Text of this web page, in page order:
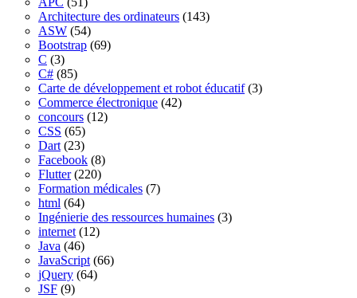
Architecture des ordinateurs (143)
ASW (54)
Bootstrap (69)
C (3)
C# (85)
Carte de développement et robot éducatif(3)
Commerce électronique (42)
concours (12)
CSS (65)
Dart (23)
Facebook (8)
Flutter(220)
Formation médicales (7)
html (64)
Ingénierie des ressources humaines (3)
internet (12)
Java (46)
JavaScript (66)
jQuery (64)
JSF (9)